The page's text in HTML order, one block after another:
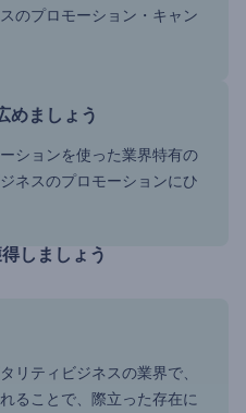
のプロモーション・キャン
めましょう
ションを使った業界特有の
ネスのプロモーションにひ
しましょう
リティビジネスの業界で、
ることで、際立った存在に